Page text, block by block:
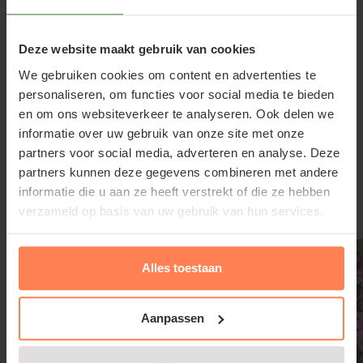
Deze website maakt gebruik van cookies
We gebruiken cookies om content en advertenties te
personaliseren, om functies voor social media te bieden
en om ons websiteverkeer te analyseren. Ook delen we
informatie over uw gebruik van onze site met onze
partners voor social media, adverteren en analyse. Deze
partners kunnen deze gegevens combineren met andere
informatie die u aan ze heeft verstrekt of die ze hebben
verzameld op basis van uw gebruik van hun services.
Alles toestaan
Aanpassen
Phlox Emerald Cushion Blue snoeien
en onderhouden
Wat u wel kunt doen, is de Phlox Emerald Cushion
Blue na de bloei een kleine snoeibeurt geven, zodat
hij daarna aan de voet van de plant nieuwe jonge
scheuten zal aanmaken. Dit voorkomt dat er lange
bruine twijgen ontstaan die de tuinplant er minder
Blue' is in zachte winters groenblijvend. Bij strenge
vorst kunnen de blaadjes wel bevriezen. Dit is niet
erg, het jaar erop zal de Vlambloem gewoon weer
Lees meer
Gerelateerde producten